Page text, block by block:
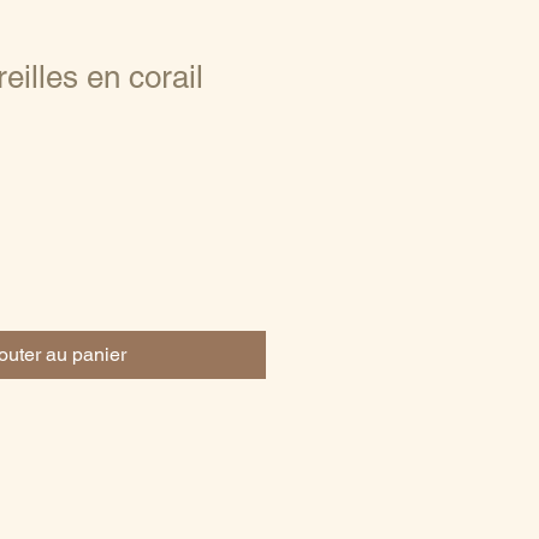
en corail
au panier